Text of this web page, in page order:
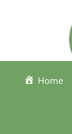
Home